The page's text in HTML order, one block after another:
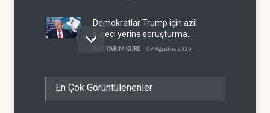
Demokratlar Trump için azil
süreci yerine soruşturma
hazırlıyor
BATI YARIM KÜRE 09 Ağustos 2026
Afrika'daki petrol
En Çok Görüntülenenler